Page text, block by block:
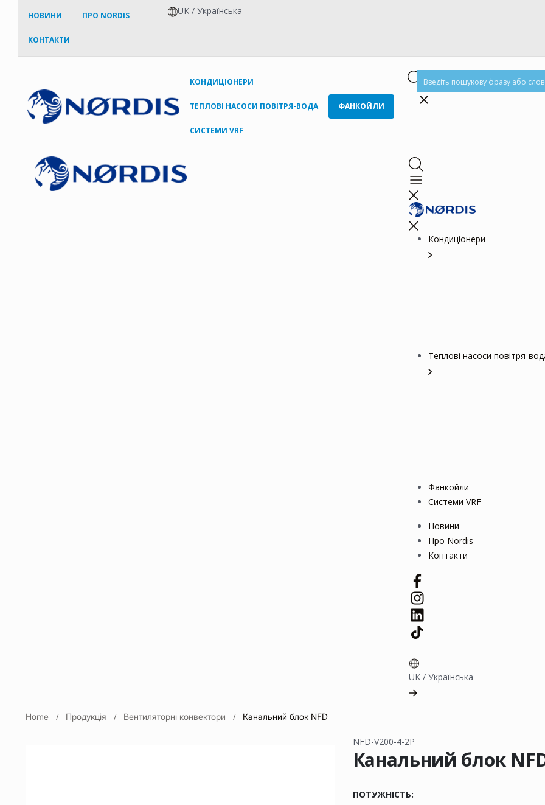
НОВИНИ ПРО NORDIS
КОНТАКТИ
UK / Українська
КОНДИЦІОНЕРИ
ТЕПЛОВІ НАСОСИ ПОВІТРЯ-ВОДА ФАНКОЙЛИ
СИСТЕМИ VRF
Кондиціонери
Теплові насоси повітря-
Фанкойли
Системи VRF
Новини
Про Nordis
Контакти
UK / Українська
Home Продукція Вентиляторні конвектори Канальний блок NFD
NFD-V200-4-2P
Канальний блок
ПОТУЖНІСТЬ